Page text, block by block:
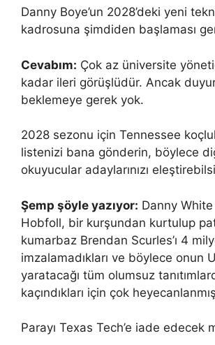
Danny Boye’un 2028’deki yeni
kadrosuna şimdiden başlaması
Cevabım: Çok az üniversite
kadar ileri görüşlüdür. Ancak
beklemeye gerek yok.
2028 sezonu için Tennessee
listenizi bana gönderin, böylece
okuyucular adaylarınızı
Şemp şöyle yazıyor: Danny
Hobfoll, bir kurşundan kurtulup
kumarbaz Brendan Scurles’ı 4
imzalamadıkları ve böylece onun
yaratacağı tüm olumsuz
kaçındıkları için çok
Parayı Texas Tech’e iade edecek